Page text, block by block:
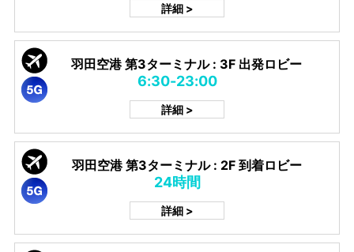
詳細 >
羽田空港 第3ターミナル : 3F 出発ロビー
6:30-23:00
詳細 >
羽田空港 第3ターミナル : 2F 到着ロビー
24時間
詳細 >